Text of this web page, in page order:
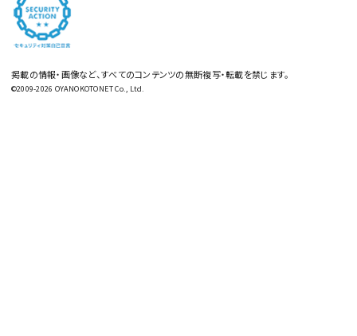
掲載の情報・画像など、すべてのコンテンツの無断複写・転載を禁じます。
©2009-2026 OYANOKOTONET Co., Ltd.